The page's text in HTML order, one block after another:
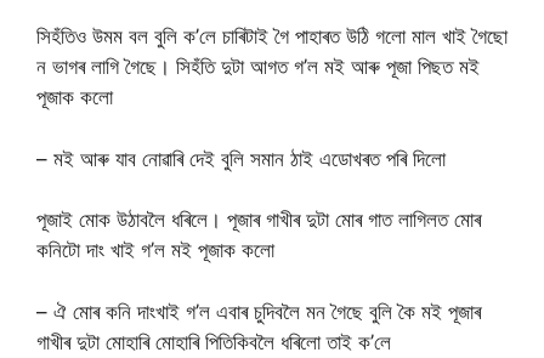
সিহঁতিও উমম বল বুলি ক’লে চাৰিটাই গৈ পাহাৰত উঠি গলো মাল খাই গৈছো
ন ভাগৰ লাগি গৈছে। সিহঁতি দুটা আগত গ’ল মই আৰু পূজা পিছত মই
পূজাক কলো
– মই আৰু যাব নোৱাৰি দেই বুলি সমান ঠাই এডোখৰত পৰি দিলো
পূজাই মোক উঠাবলৈ ধৰিলে। পূজাৰ গাখীৰ দুটা মোৰ গাত লাগিলত মোৰ
কনিটো দাং খাই গ’ল মই পূজাক কলো
– ঐ মোৰ কনি দাংখাই গ’ল এবাৰ চুদিবলৈ মন গৈছে বুলি কৈ মই পূজাৰ
গাখীৰ দুটা মোহাৰি মোহাৰি পিতিকিবলৈ ধৰিলো তাই ক’লে